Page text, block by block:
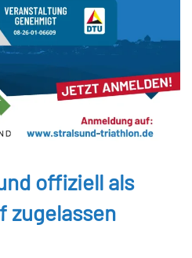
offiziell als
zugelassen